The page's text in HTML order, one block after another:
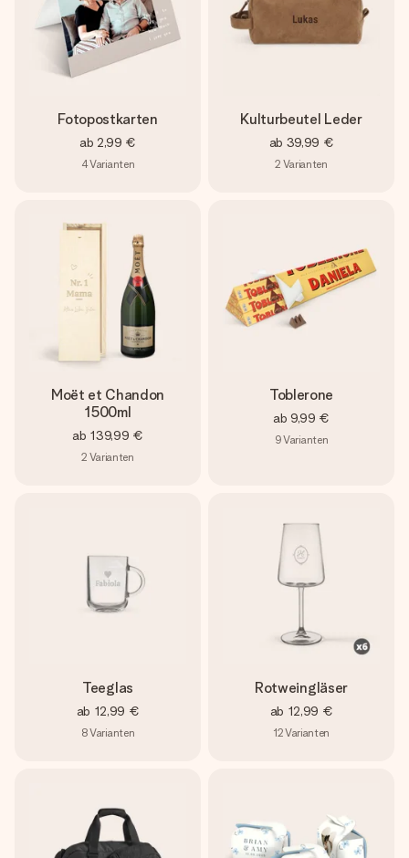
Fotopostkarten
ab 2,99 €
4Varianten
Kulturbeutel Leder
ab 39,99 €
2 Varianten
Moët et Chandon
1500ml
ab 139,99 €
2 Varianten
Toblerone
ab 9,99 €
9Varianten
Teeglas
ab 12,99 €
8Varianten
Rotweingläser
ab 12,99 €
12Varianten